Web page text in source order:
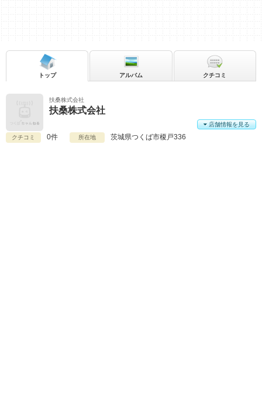
扶桑株式会社
扶桑株式会社
クチコミ 0件 所在地 茨城県つくば市榎戸336
店舗情報を見る
トップ アルバム クチコミ